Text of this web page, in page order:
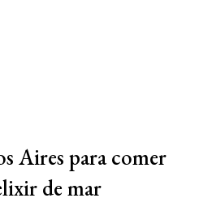
Aires para comer
de mar